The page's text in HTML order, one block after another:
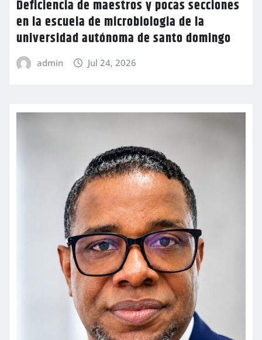
Deficiencia de maestros y pocas secciones
en la escuela de microbiologia de la
universidad autónoma de santo domingo
admin Jul 24, 2026